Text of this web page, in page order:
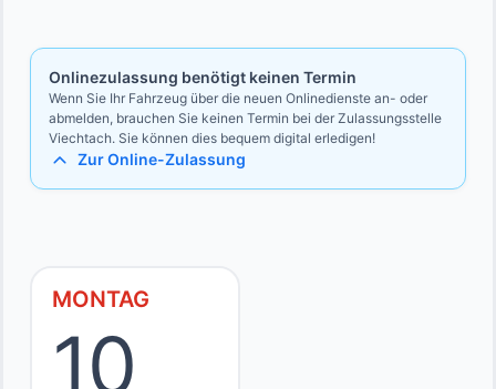
Onlinezulassung benötigt keinen Termin
Wenn Sie Ihr Fahrzeug über die neuen Onlinedienste an- oder
abmelden, brauchen Sie keinen Termin bei der Zulassungsstelle
Viechtach. Sie können dies bequem digital erledigen!
Zur Online-Zulassung
MONTAG
10